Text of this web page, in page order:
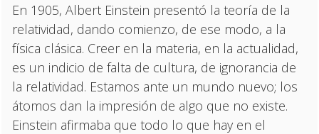
En 1905, Albert Einstein presentó la teoría de la
relatividad, dando comienzo, de ese modo, a la
física clásica. Creer en la materia, en la actualidad,
es un indicio de falta de cultura, de ignorancia de
la relatividad. Estamos ante un mundo nuevo; los
átomos dan la impresión de algo que no existe.
Einstein afirmaba que todo lo que hay en el